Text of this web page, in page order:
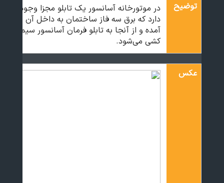
توضیح
در موتورخانه آسانسور یک تابلو مجزا وجود
دارد که برق سه فاز ساختمان به داخل آن
آمده و از آنجا به تابلو فرمان آسانسور سیم
کشی می‌شود.
عکس